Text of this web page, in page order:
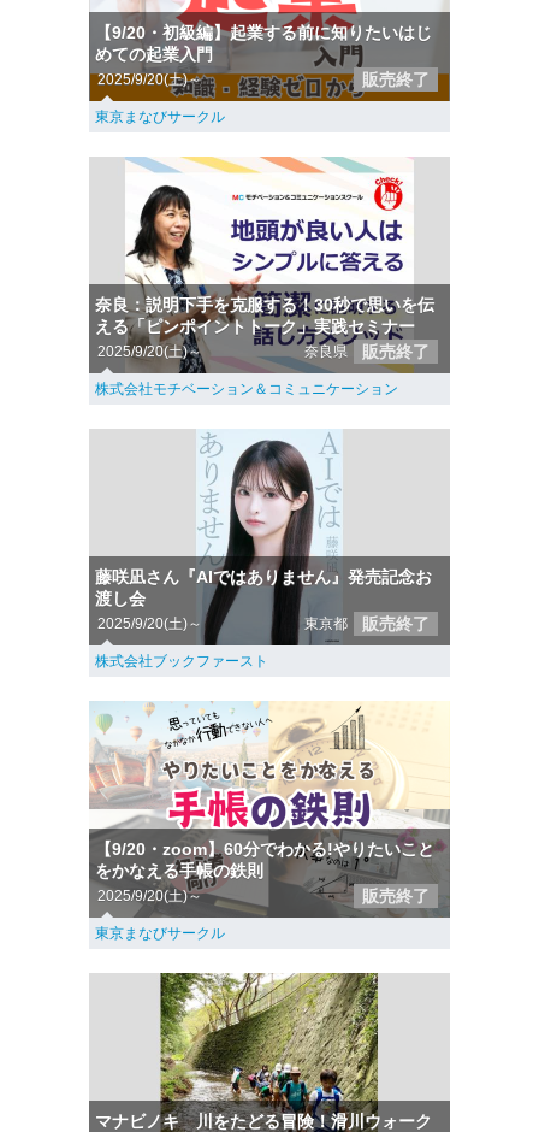
【9/20・初級編】起業する前に知りたいはじ
めての起業入門
2025/9/20(土)～ 販売終了
東京まなびサークル
奈良：説明下手を克服する！30秒で思いを伝
える「ピンポイントトーク」実践セミナー
2025/9/20(土)～ 奈良県 販売終了
株式会社モチベーション＆コミュニケーション
藤咲凪さん『AIではありません』発売記念お
渡し会
2025/9/20(土)～ 東京都 販売終了
株式会社ブックファースト
【9/20・zoom】60分でわかる!やりたいこと
をかなえる手帳の鉄則
2025/9/20(土)～ 販売終了
東京まなびサークル
マナビノキ 川をたどる冒険！滑川ウォーク